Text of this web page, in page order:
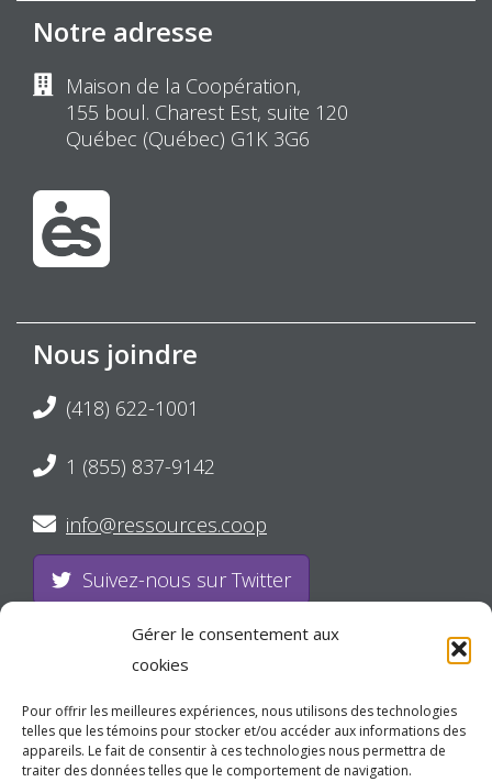
Gérer le consentement aux
cookies
Pour offrir les meilleures expériences, nous utilisons des technologies
telles que les témoins pour stocker et/ou accéder aux informations des
appareils. Le fait de consentir à ces technologies nous permettra de
traiter des données telles que le comportement de navigation.
Notre adresse
Maison de la Coopération,
155 boul. Charest Est, suite 120
Québec (Québec) G1K 3G6
Nous joindre
(418) 622-1001
1 (855) 837-9142
info@ressources.coop
Suivez-nous sur Twitter
Suivez-nous sur Facebook